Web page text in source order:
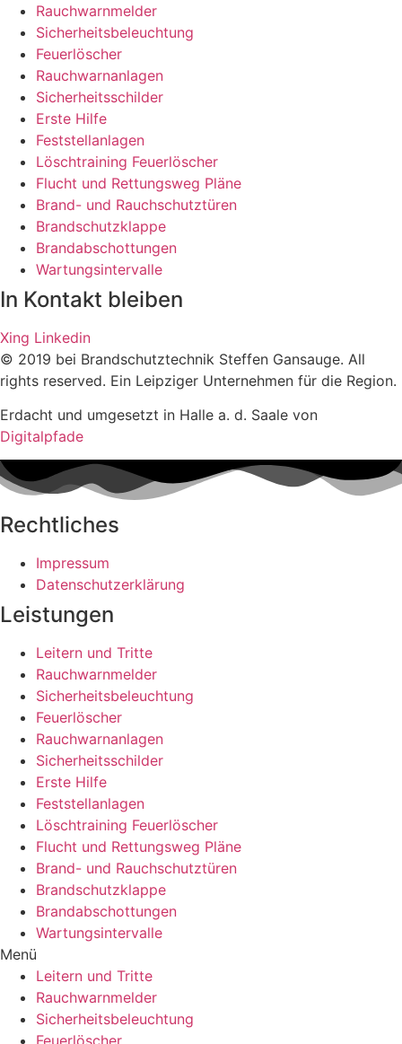
Rauchwarnmelder
Sicherheitsbeleuchtung
Feuerlöscher
Rauchwarnanlagen
Sicherheitsschilder
Erste Hilfe
Feststellanlagen
Löschtraining Feuerlöscher
Flucht und Rettungsweg Pläne
Brand- und Rauchschutztüren
Brandschutzklappe
Brandabschottungen
Wartungsintervalle
In Kontakt bleiben
Xing Linkedin
© 2019 bei Brandschutztechnik Steffen Gansauge. All
rights reserved. Ein Leipziger Unternehmen für die Region.
Erdacht und umgesetzt in Halle a. d. Saale von
Digitalpfade
Rechtliches
Impressum
Datenschutzerklärung
Leistungen
Leitern und Tritte
Rauchwarnmelder
Sicherheitsbeleuchtung
Feuerlöscher
Rauchwarnanlagen
Sicherheitsschilder
Erste Hilfe
Feststellanlagen
Löschtraining Feuerlöscher
Flucht und Rettungsweg Pläne
Brand- und Rauchschutztüren
Brandschutzklappe
Brandabschottungen
Wartungsintervalle
Menü
Leitern und Tritte
Rauchwarnmelder
Sicherheitsbeleuchtung